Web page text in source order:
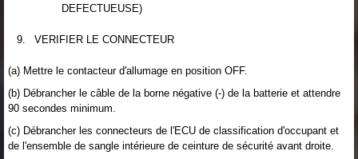
DEFECTUEUSE)
9. VERIFIER LE CONNECTEUR
(a) Mettre le contacteur d'allumage en position OFF.
(b) Débrancher le câble de la borne négative (-) de la batterie et attendre
90 secondes minimum.
(c) Débrancher les connecteurs de l'ECU de classification d'occupant et
de l'ensemble de sangle intérieure de ceinture de sécurité avant droite.